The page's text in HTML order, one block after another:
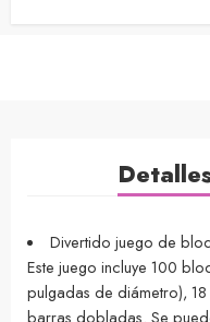
Divertido juego de
Este juego incluye 100
pulgadas de diámetro),
barras dobladas. Se